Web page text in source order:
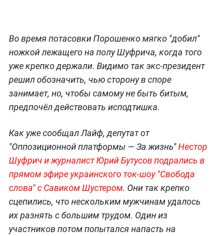
Во время потасовки Порошенко мягко "добил"
ножкой лежащего на полу Шуфрича, когда того
уже крепко держали. Видимо так экс-президент
решил обозначить, чью сторону в споре
занимает, но, чтобы самому не быть битым,
предпочёл действовать исподтишка.
Как уже сообщал Лайф, депутат от
"Оппозиционной платформы — За жизнь"Нестор
Шуфрич и журналист Юрий Бутусов подрались в
прямом эфире украинского ток-шоу "Свобода
слова" с Савиком Шустером. Они так крепко
сцепились, что нескольким мужчинам удалось
их разнять с большим трудом. Один из
участников потом попытался напасть на